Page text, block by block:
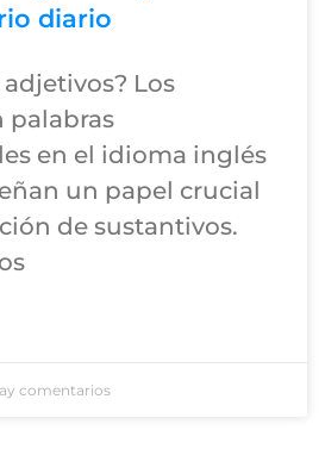
diario
Los
palabras
en el idioma inglés
un papel crucial
de sustantivos.
comentarios